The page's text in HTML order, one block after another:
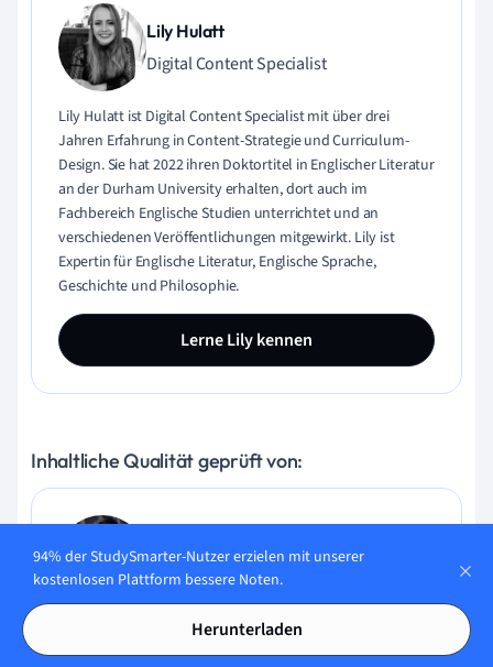
Lily Hulatt
Digital Content Specialist
Lily Hulatt ist Digital Content Specialist mit über drei
Jahren Erfahrung in Content-Strategie und Curriculum-
Design. Sie hat 2022 ihren Doktortitel in Englischer Literatur
an der Durham University erhalten, dort auch im
Fachbereich Englische Studien unterrichtet und an
verschiedenen Veröffentlichungen mitgewirkt. Lily ist
Expertin für Englische Literatur, Englische Sprache,
Geschichte und Philosophie.
Lerne Lily kennen
Inhaltliche Qualität geprüft von:
AI Engineer
Gabriel Freitas ist AI Engineer mit solider Erfahrung in
Softwareentwicklung, maschinellen Lernalgorithmen und
94% der StudySmarter-Nutzer erzielen mit unserer
kostenlosen Plattform bessere Noten.
Herunterladen